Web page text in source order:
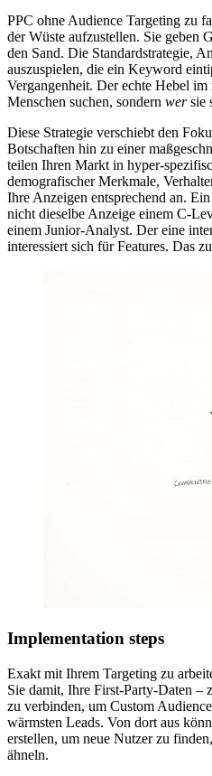
PPC ohne Audience Targeting zu
der Wüste aufzustellen. Sie geben
den Sand. Die Standardstrategie,
auszuspielen, die ein Keyword
Vergangenheit. Der echte Hebel
Menschen suchen, sondern wersie
Diese Strategie verschiebt den
Botschaften hin zu einer
teilen Ihren Markt in hyper-
demografischer Merkmale,
Ihre Anzeigen entsprechend an.
nicht dieselbe Anzeige einem C-
einem Junior-Analyst. Der eine
interessiert sich für Features. Das
Implementation steps
Exakt mit Ihrem Targeting zu
Sie damit, Ihre First-Party-Daten –
zu verbinden, um Custom
wärmsten Leads. Von dort aus
erstellen, um neue Nutzer zu
ähneln.